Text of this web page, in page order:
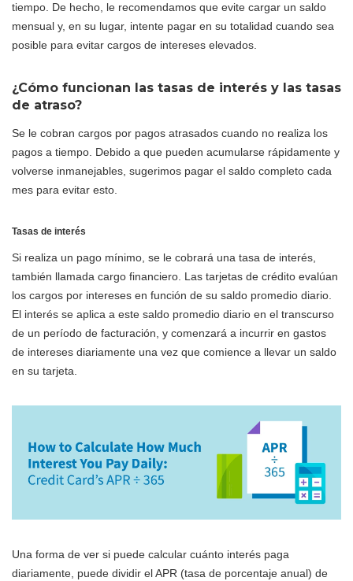
tiempo. De hecho, le recomendamos que evite cargar un saldo
mensual y, en su lugar, intente pagar en su totalidad cuando sea
posible para evitar cargos de intereses elevados.
¿Cómo funcionan las tasas de interés y las tasas
de atraso?
Se le cobran cargos por pagos atrasados cuando no realiza los
pagos a tiempo. Debido a que pueden acumularse rápidamente y
volverse inmanejables, sugerimos pagar el saldo completo cada
mes para evitar esto.
Tasas de interés
Si realiza un pago mínimo, se le cobrará una tasa de interés,
también llamada cargo financiero. Las tarjetas de crédito evalúan
los cargos por intereses en función de su saldo promedio diario.
El interés se aplica a este saldo promedio diario en el transcurso
de un período de facturación, y comenzará a incurrir en gastos
de intereses diariamente una vez que comience a llevar un saldo
en su tarjeta.
Una forma de ver si puede calcular cuánto interés paga
diariamente, puede dividir el APR (tasa de porcentaje anual) de